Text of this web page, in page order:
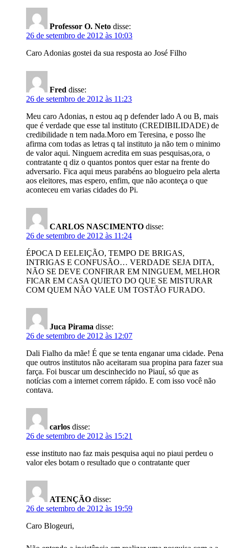
Professor O. Neto disse:
26 de setembro de 2012 às 10:03
Caro Adonias gostei da sua resposta ao José Filho
Fred disse:
26 de setembro de 2012 às 11:23
Meu caro Adonias, n estou aq p defender lado A ou B, mais
que é verdade que esse tal instituto (CREDIBILIDADE) de
credibilidade n tem nada.Moro em Teresina, e posso lhe
afirma com todas as letras q tal instituto ja não tem o minimo
de valor aqui. Ninguem acredita em suas pesquisas,ora, o
contratante q diz o quantos pontos quer estar na frente do
adversario. Fica aqui meus parabéns ao blogueiro pela alerta
aos eleitores, mas espero, enfim, que não aconteça o que
aconteceu em varias cidades do Pi.
CARLOS NASCIMENTO disse:
26 de setembro de 2012 às 11:24
ÉPOCA D EELEIÇÃO, TEMPO DE BRIGAS,
INTRIGAS E CONFUSÃO… VERDADE SEJA DITA,
NÃO SE DEVE CONFIRAR EM NINGUEM, MELHOR
FICAR EM CASA QUIETO DO QUE SE MISTURAR
COM QUEM NÃO VALE UM TOSTÃO FURADO.
Juca Pirama disse:
26 de setembro de 2012 às 12:07
Dali Fialho da mãe! É que se tenta enganar uma cidade. Pena
que outros institutos não aceitaram sua propina para fazer sua
farça. Foi buscar um descinhecido no Piauí, só que as
notícias com a internet correm rápido. E com isso você não
contava.
carlos disse:
26 de setembro de 2012 às 15:21
esse instituto nao faz mais pesquisa aqui no piaui perdeu o
valor eles botam o resultado que o contratante quer
ATENÇÃO disse:
26 de setembro de 2012 às 19:59
Caro Blogeuri,